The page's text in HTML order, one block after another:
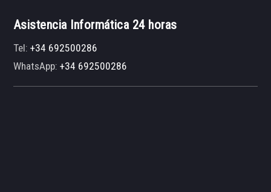
Asistencia Informática 24 horas
Tel:+34 692500286
WhatsApp:+34 692500286